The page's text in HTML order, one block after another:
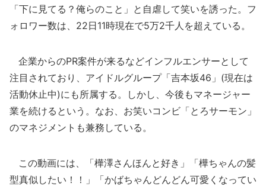
「下に見てる？俺らのこと」と自虐して笑いを誘った。フ
ォロワー数は、22日11時現在で5万2千人を超えている。
企業からのPR案件が来るなどインフルエンサーとして
注目されており、アイドルグループ「吉本坂46」(現在は
活動休止中)にも所属する。しかし、今後もマネージャー
業を続けるという。なお、お笑いコンビ「とろサーモン」
のマネジメントも兼務している。
この動画には、「樺澤さんほんと好き」「樺ちゃんの髪
型真似したい！！」「かばちゃんどんどん可愛くなってい